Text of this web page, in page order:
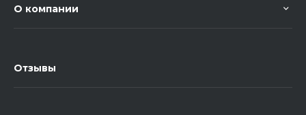
О компании
Отзывы